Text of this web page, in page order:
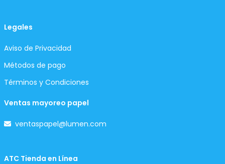
Legales
Aviso de Privacidad
Métodos de pago
Términos y Condiciones
Ventas mayoreo papel
ventaspapel@lumen.com
ATC Tienda en Línea